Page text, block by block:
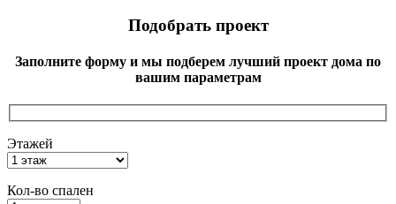
Подобрать проект
Заполните форму и мы подберем лучший проект дома по
вашим параметрам
Этажей
Кол-во спален